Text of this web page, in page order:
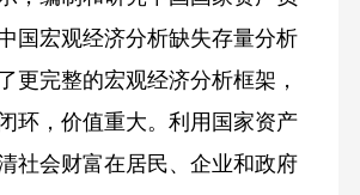
国宏观经济分析缺失存量分析
更完整的宏观经济分析框架，
环，价值重大。利用国家资产
社会财富在居民、企业和政府